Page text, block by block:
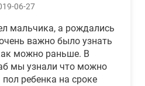
06-27
мальчика, а рождались
важно было узнать
можно раньше. В
мы узнали что можно
пол ребенка на сроке